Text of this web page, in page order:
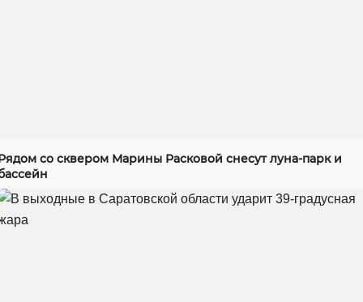
со сквером Марины Расковой снесут луна-парк и